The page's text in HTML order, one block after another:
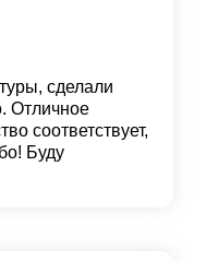
сделали
Отличное
соответствует,
Буду